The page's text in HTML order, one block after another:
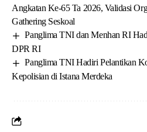
Angkatan Ke-65 Ta 2026, Validasi
Gathering Seskoal
Panglima TNI dan Menhan RI
DPR RI
Panglima TNI Hadiri Pelantikan
Kepolisian di Istana Merdeka